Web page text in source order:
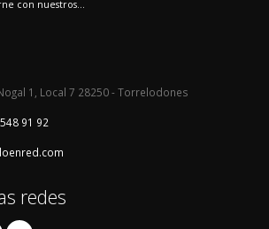
con nuestros...
1, Local 7 28250 - Torrelodones
91 92
redes